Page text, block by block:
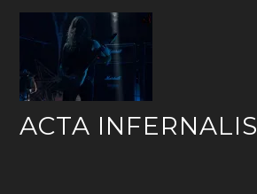
Skip
ACTA INFERNALIS